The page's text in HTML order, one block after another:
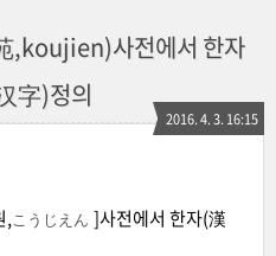
,koujien)사전에서 한자
字)정의
2016. 4. 3. 16:15
,こうじえん ]사전에서 한자(漢